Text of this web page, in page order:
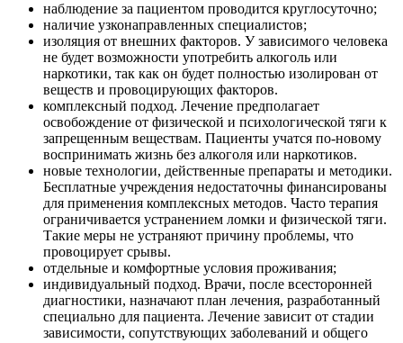
наблюдение за пациентом проводится круглосуточно;
наличие узконаправленных специалистов;
изоляция от внешних факторов. У зависимого человека
не будет возможности употребить алкоголь или
наркотики, так как он будет полностью изолирован от
веществ и провоцирующих факторов.
комплексный подход. Лечение предполагает
освобождение от физической и психологической тяги к
запрещенным веществам. Пациенты учатся по-новому
воспринимать жизнь без алкоголя или наркотиков.
новые технологии, действенные препараты и методики.
Бесплатные учреждения недостаточны финансированы
для применения комплексных методов. Часто терапия
ограничивается устранением ломки и физической тяги.
Такие меры не устраняют причину проблемы, что
провоцирует срывы.
отдельные и комфортные условия проживания;
индивидуальный подход. Врачи, после всесторонней
диагностики, назначают план лечения, разработанный
специально для пациента. Лечение зависит от стадии
зависимости, сопутствующих заболеваний и общего